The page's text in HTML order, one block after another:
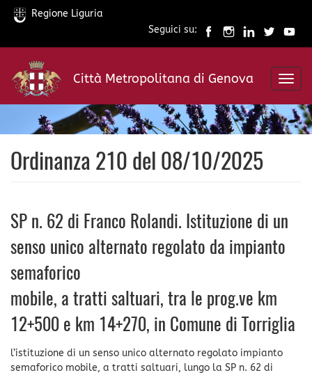
Salta
contenuto
principale
Regione Liguria
Seguici su:
Città Metropolitana di Genova
Ordinanza 210 del 08/10/2025
SP n. 62 di Franco Rolandi. Istituzione di un
senso unico alternato regolato da impianto
semaforico
mobile, a tratti saltuari, tra le prog.ve km
12+500 e km 14+270, in Comune di Torriglia
l’istituzione di un senso unico alternato regolato impianto
semaforico mobile, a tratti saltuari, lungo la SP n. 62 di